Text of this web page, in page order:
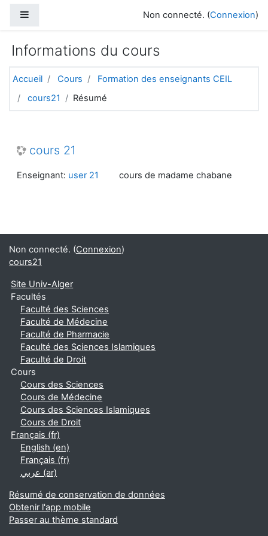
Non connecté. (Connexion)
Informations du cours
Accueil Cours
Formation des enseignants CEIL
cours21
Résumé
cours 21
cours de madame chabane
Enseignant: user 21
Non connecté. (Connexion)
cours21
Site Univ-Alger
Facultés
Faculté des Sciences
Faculté de Médecine
Faculté de Pharmacie
Faculté des Sciences Islamiques
Faculté de Droit
Cours
Cours des Sciences
Cours de Médecine
Cours des Sciences Islamiques
Cours de Droit
Français ‎(fr)‎
English ‎(en)‎
Français ‎(fr)‎
عربي ‎(ar)‎
Résumé de conservation de données
Obtenir l'app mobile
Passer au thème standard